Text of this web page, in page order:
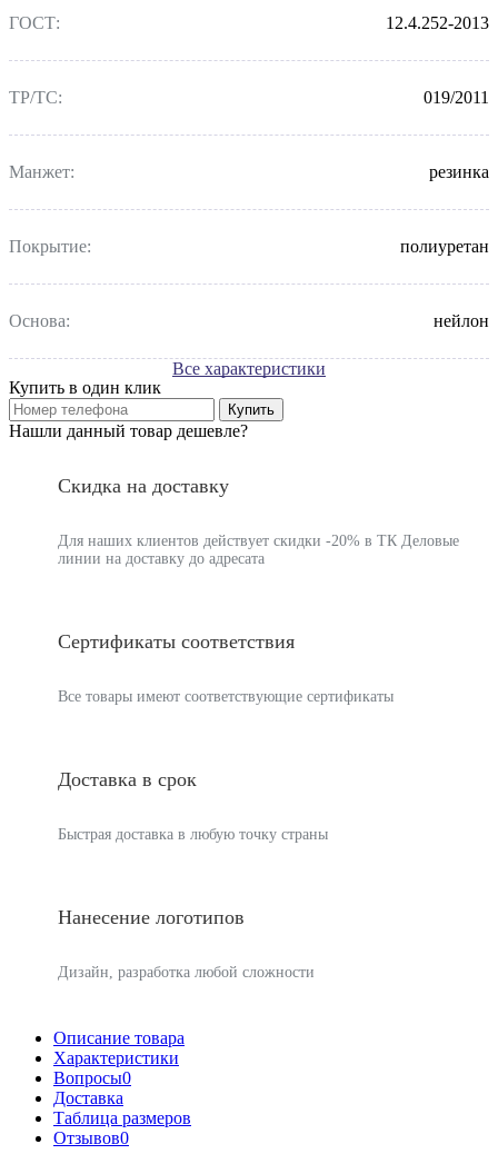
ГОСТ: 12.4.252-2013
ТР/ТС: 019/2011
Манжет: резинка
Покрытие: полиуретан
Основа: нейлон
Все характеристики
Купить в один клик
Купить
Нашли данный товар дешевле?
Скидка на доставку
Для наших клиентов действует скидки -20% в ТК Деловые
линии на доставку до адресата
Сертификаты соответствия
Все товары имеют соответствующие сертификаты
Доставка в срок
Быстрая доставка в любую точку страны
Нанесение логотипов
Дизайн, разработка любой сложности
Описание товара
Характеристики
Вопросы0
Доставка
Таблица размеров
Отзывов0